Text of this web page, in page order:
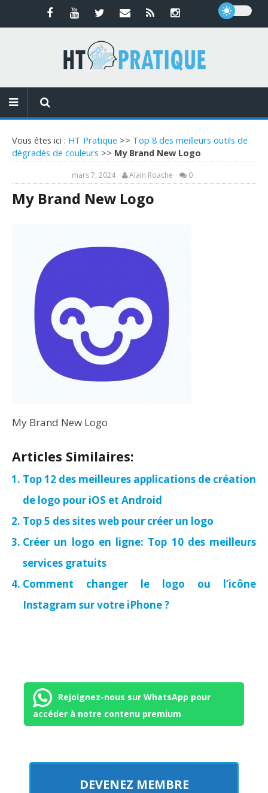
Vous êtes ici : HT Pratique >> Top 8 des meilleurs outils de
dégradés de couleurs >> My Brand New Logo
mars 7, 2024 Alain Roache 0
My Brand New Logo
My Brand New Logo
Articles Similaires:
Top 12 des meilleures applications de création
de logo pour iOS et Android
Top 5 des sites web pour créer un logo
Créer un logo en ligne: Top 10 des meilleurs
services gratuits
Comment changer le logo ou l’icône
Instagram sur votre iPhone ?
Rejoignez-nous sur WhatsApp pour
accéder à notre contenu premium
DEVENEZ MEMBRE